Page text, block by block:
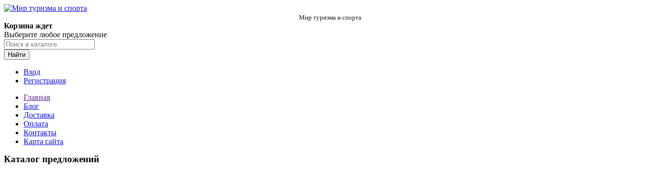
Мир туризма и спорта
Корзина ждет
Выберите любое предложение
Найти
Вход
Регистрация
Главная
Блог
Доставка
Оплата
Контакты
Карта сайта
Каталог предложений